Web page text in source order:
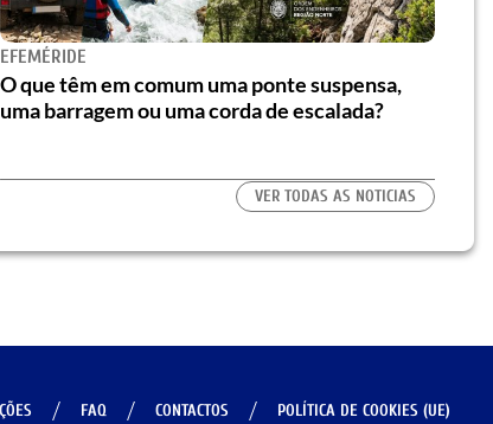
EFEMÉRIDE
O que têm em comum uma ponte suspensa,
uma barragem ou uma corda de escalada?
VER TODAS AS NOTICIAS
FAQ CONTACTOS POLÍTICA DE COOKIES (UE)